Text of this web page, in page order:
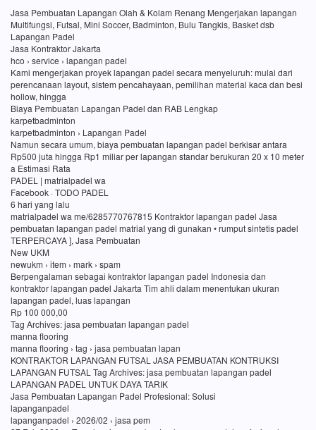
Jasa Pembuatan Lapangan Olah & Kolam Renang Mengerjakan lapangan
Multifungsi, Futsal, Mini Soccer, Badminton, Bulu Tangkis, Basket dsb
Lapangan Padel
Jasa Kontraktor Jakarta
hco › service › lapangan padel
Kami mengerjakan proyek lapangan padel secara menyeluruh: mulai dari
perencanaan layout, sistem pencahayaan, pemilihan material kaca dan besi
hollow, hingga
Biaya Pembuatan Lapangan Padel dan RAB Lengkap
karpetbadminton
karpetbadminton › Lapangan Padel
Namun secara umum, biaya pembuatan lapangan padel berkisar antara
Rp500 juta hingga Rp1 miliar per lapangan standar berukuran 20 x 10 meter
a Estimasi Rata
PADEL | matrialpadel wa
Facebook · TODO PADEL
6 hari yang lalu
matrialpadel wa me/6285770767815 Kontraktor lapangan padel Jasa
pembuatan lapangan padel matrial yang di gunakan • rumput sintetis padel
TERPERCAYA ], Jasa Pembuatan
New UKM
newukm › item › mark › spam
Berpengalaman sebagai kontraktor lapangan padel Indonesia dan
kontraktor lapangan padel Jakarta Tim ahli dalam menentukan ukuran
lapangan padel, luas lapangan
Rp 100 000,00
Tag Archives: jasa pembuatan lapangan padel
manna flooring
manna flooring › tag › jasa pembuatan lapan
KONTRAKTOR LAPANGAN FUTSAL JASA PEMBUATAN KONTRUKSI
LAPANGAN FUTSAL Tag Archives: jasa pembuatan lapangan padel
LAPANGAN PADEL UNTUK DAYA TARIK
Jasa Pembuatan Lapangan Padel Profesional: Solusi
lapanganpadel
lapanganpadel › 2026/02 › jasa pem